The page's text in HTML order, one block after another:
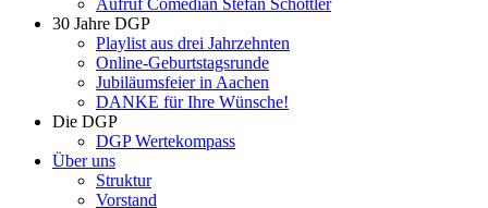
Aufruf Comedian Stefan Schöttler
30 Jahre DGP
Playlist aus drei Jahrzehnten
Online-Geburtstagsrunde
Jubiläumsfeier in Aachen
DANKE für Ihre Wünsche!
Die DGP
DGP Wertekompass
Über uns
Struktur
Vorstand